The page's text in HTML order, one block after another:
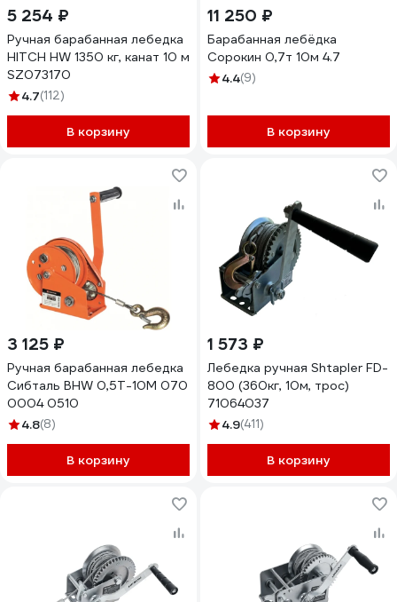
5 254 ₽
Ручная барабанная лебедка
HITCH HW 1350 кг, канат 10 м
SZ073170
4.7(112)
В корзину
11 250 ₽
Барабанная лебёдка
Сорокин 0,7т 10м 4.7
4.4(9)
В корзину
3 125 ₽
Ручная барабанная лебедка
Сибталь BHW 0,5Т-10М 070
0004 0510
4.8(8)
В корзину
1 573 ₽
Лебедка ручная Shtapler FD-
800 (360кг, 10м, трос)
71064037
4.9(411)
В корзину